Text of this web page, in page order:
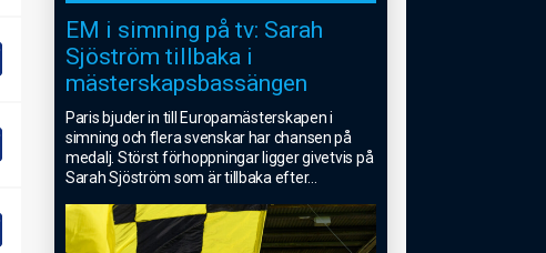
EM i simning på tv: Sarah
Sjöström tillbaka i
mästerskapsbassängen
Paris bjuder in till Europamästerskapen i
simning och flera svenskar har chansen på
medalj. Störst förhoppningar ligger givetvis på
Sarah Sjöström som är tillbaka efter...